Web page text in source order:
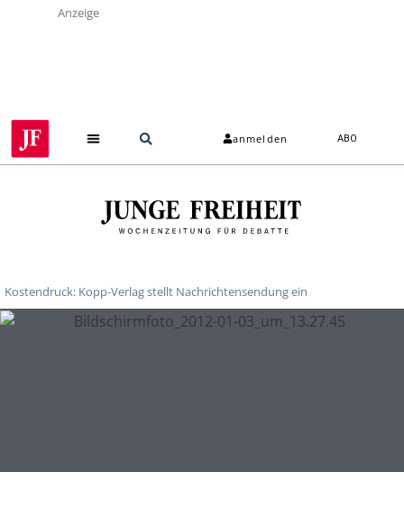
Anzeige
anmelden ABO
Kostendruck: Kopp-Verlag stellt Nachrichtensendung ein